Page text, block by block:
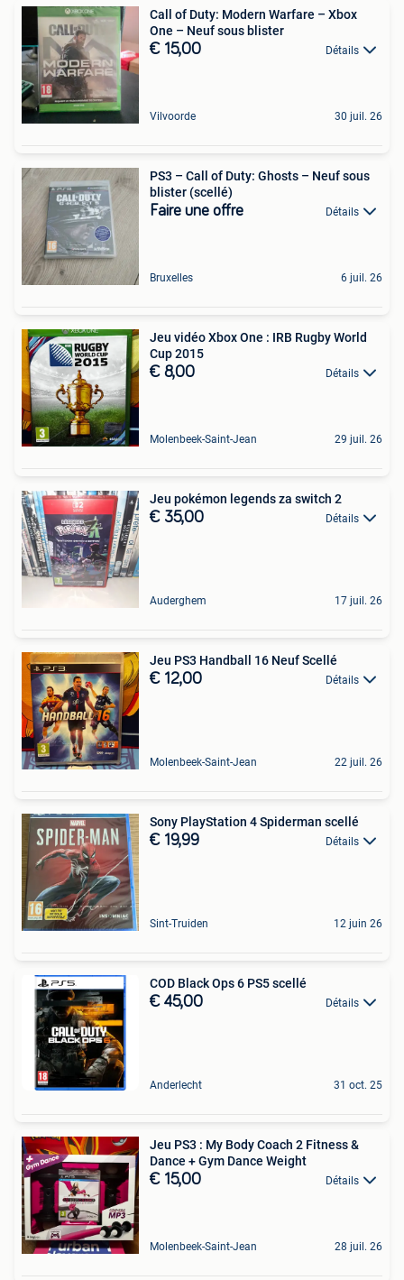
Call of Duty: Modern Warfare – Xbox
One – Neuf sous blister
€ 15,00 Détails
Vilvoorde 30 juil. 26
PS3 – Call of Duty: Ghosts – Neuf sous
blister (scellé)
Faire une offre Détails
Bruxelles 6 juil. 26
Jeu vidéo Xbox One : IRB Rugby World
Cup 2015
€ 8,00 Détails
Molenbeek-Saint-Jean 29 juil. 26
Jeu pokémon legends za switch 2
€ 35,00 Détails
Auderghem 17 juil. 26
Jeu PS3 Handball 16 Neuf Scellé
€ 12,00 Détails
Molenbeek-Saint-Jean 22 juil. 26
Sony PlayStation 4 Spiderman scellé
€ 19,99 Détails
Sint-Truiden 12 juin 26
COD Black Ops 6 PS5 scellé
€ 45,00 Détails
Anderlecht 31 oct. 25
Jeu PS3 : My Body Coach 2 Fitness &
Dance + Gym Dance Weight
€ 15,00 Détails
Molenbeek-Saint-Jean 28 juil. 26